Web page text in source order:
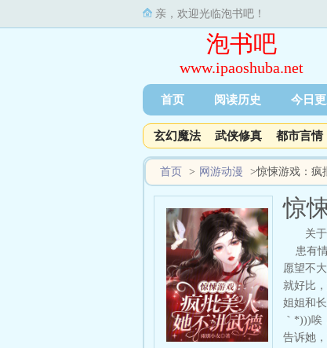
亲，欢迎光临泡书吧！
泡书吧
www.ipaoshuba.net
首页 阅读历史 今日
玄幻魔法 武侠修真 都市言情
首页 > 网游动漫 >惊悚游戏：疯
惊
关
患有情
愿望不
就好比
姐姐和
｀*)))唉
告诉她